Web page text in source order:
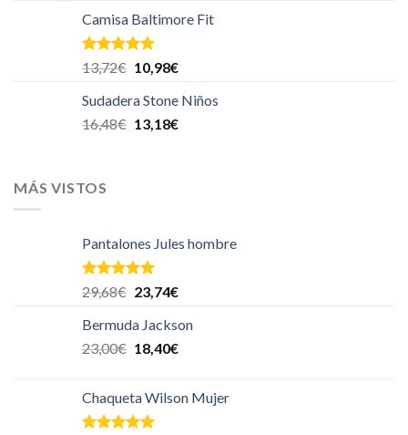
Camisa Baltimore Fit
Valorado en
5.00
13,72€ 10,98€
Sudadera Stone Niños
16,48€ 13,18€
MÁS VISTOS
Pantalones Jules hombre
Valorado en
5.00
29,68€ 23,74€
Bermuda Jackson
23,00€ 18,40€
Chaqueta Wilson Mujer